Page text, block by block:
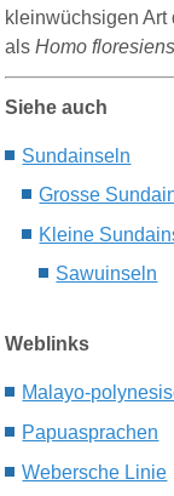
kleinwüchsigen Art
als Homo
Siehe auch
Sundainseln
Grosse
Kleine
Sawuinseln
Weblinks
Malayo-
Papuasprachen
Webersche Linie